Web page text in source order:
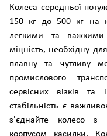
Колеса середньої
150 кг до 500 кг на
легкими та важкими
міцність, необхідну
плавну та чутливу
промислового
сервісних візків та
стабільність є
з'єднайте колесо з